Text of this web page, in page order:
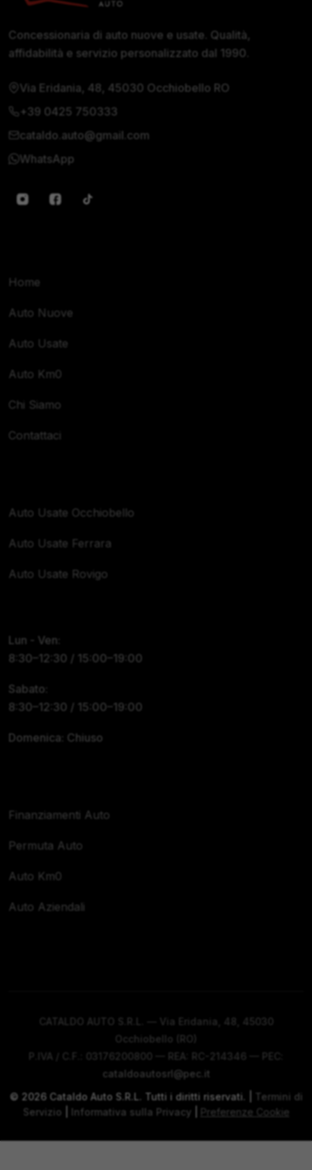
Concessionaria di auto nuove e usate. Qualità,
affidabilità e servizio personalizzato dal 1990.
Via Eridania, 48, 45030 Occhiobello RO
+39 0425 750333
cataldo.auto@gmail.com
WhatsApp
Home
Auto Nuove
Auto Usate
Auto Km0
Chi Siamo
Contattaci
Auto Usate Occhiobello
Auto Usate Ferrara
Auto Usate Rovigo
Lun - Ven:
8:30–12:30 / 15:00–19:00
Sabato:
8:30–12:30 / 15:00–19:00
Domenica: Chiuso
Finanziamenti Auto
Permuta Auto
Auto Km0
Auto Aziendali
CATALDO AUTO S.R.L. — Via Eridania, 48, 45030
Occhiobello (RO)
P.IVA / C.F.: 03176200800 — REA: RC-214346 — PEC:
cataldoautosrl@pec.it
© 2026Cataldo Auto S.R.L. Tutti i diritti riservati. |
Termini di
Servizio
Informativa sulla Privacy Preferenze Cookie